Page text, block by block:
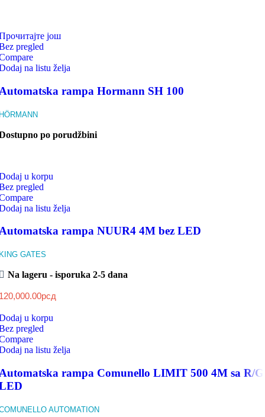
још
pregled
na listu želja
rampa Hormann SH 100
po porudžbini
u korpu
pregled
na listu želja
rampa NUUR4 4M bez LED
GATES
Na lageru - isporuka 2-5 dana
рсд
u korpu
pregled
na listu želja
rampa Comunello LIMIT 500 4M sa R/G
AUTOMATION